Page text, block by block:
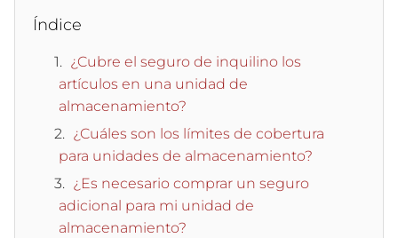
Índice
¿Cubre el seguro de inquilino los
artículos en una unidad de
almacenamiento?
¿Cuáles son los límites de cobertura
para unidades de almacenamiento?
¿Es necesario comprar un seguro
adicional para mi unidad de
almacenamiento?